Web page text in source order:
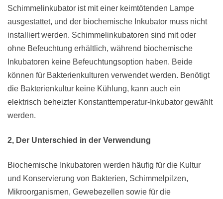
Schimmelinkubator ist mit einer keimtötenden Lampe
ausgestattet, und der biochemische Inkubator muss nicht
installiert werden. Schimmelinkubatoren sind mit oder
ohne Befeuchtung erhältlich, während biochemische
Inkubatoren keine Befeuchtungsoption haben. Beide
können für Bakterienkulturen verwendet werden. Benötigt
die Bakterienkultur keine Kühlung, kann auch ein
elektrisch beheizter Konstanttemperatur-Inkubator gewählt
werden.
2, Der Unterschied in der Verwendung
Biochemische Inkubatoren werden häufig für die Kultur
und Konservierung von Bakterien, Schimmelpilzen,
Mikroorganismen, Gewebezellen sowie für die